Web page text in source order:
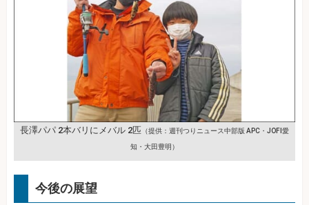
長澤パパ 2本バリにメバル 2匹 （提供：週刊つりニュース中部版 APC・JOFI愛
知・大田豊明）
今後の展望